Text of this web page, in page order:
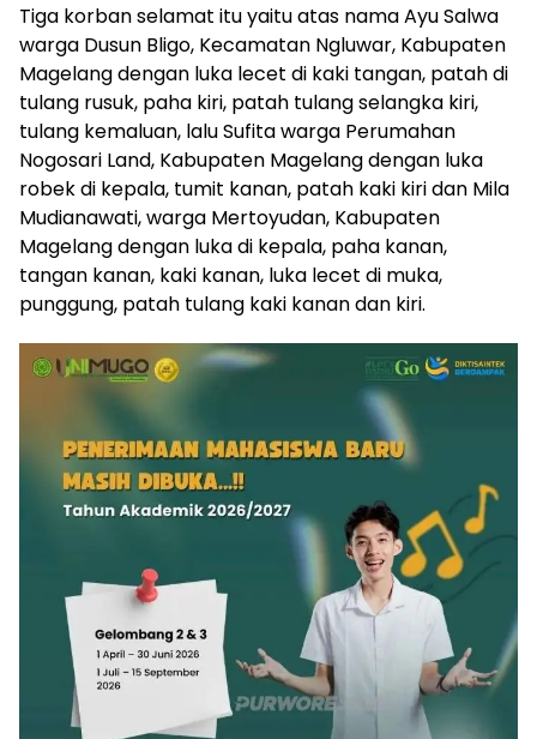
Tiga korban selamat itu yaitu atas nama Ayu Salwa
warga Dusun Bligo, Kecamatan Ngluwar, Kabupaten
Magelangdengan luka lecet di kaki tangan, patah di
tulang rusuk, paha kiri, patah tulang selangka kiri,
tulang kemaluan, lalu Sufita warga Perumahan
Nogosari Land, Kabupaten Magelangdengan luka
robek di kepala, tumit kanan, patah kaki kiri dan Mila
Mudianawati, warga Mertoyudan, Kabupaten
Magelang dengan luka di kepala, paha kanan,
tangan kanan, kaki kanan, luka lecet di muka,
punggung, patah tulang kaki kanan dan kiri.